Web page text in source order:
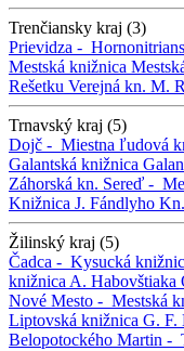
Trenčiansky kraj (3)
Prievidza -
Mestská knižnica
Rešetku Verejná kn. M.
Trnavský kraj (5)
Dojč - Miestna ľudová
Galantská knižnica
Záhorská kn. Sereď -
Knižnica J. Fándlyho
Žilinský kraj (5)
Čadca - Kysucká
knižnica A. Habovštiaka
Nové Mesto - Mestská
Liptovská knižnica G. F.
Belopotockého Martin -